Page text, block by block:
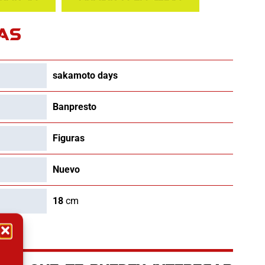
sakamoto days
Banpresto
Figuras
Nuevo
18 cm